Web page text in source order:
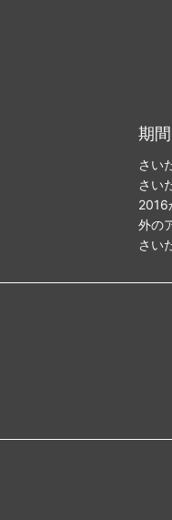
期
さい
さい
2016
外の
さい